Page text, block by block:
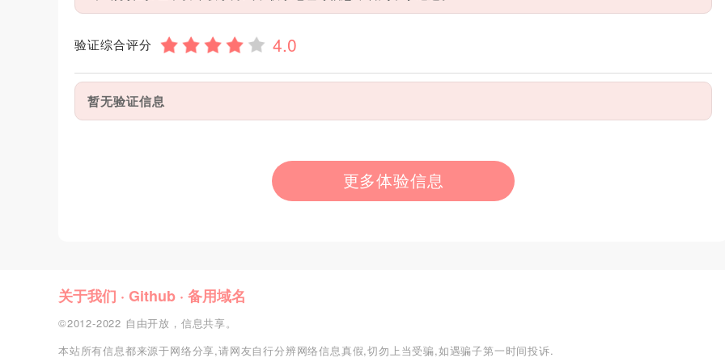
验证综合评分
暂无验证信息
更多体验信息
关于我们 · Github · 备用域名
©2012-2022 自由开放，信息共享。
本站所有信息都来源于网络分享,请网友自行分辨网络信息真假,切勿上当受骗,如遇骗子第一时间投诉.